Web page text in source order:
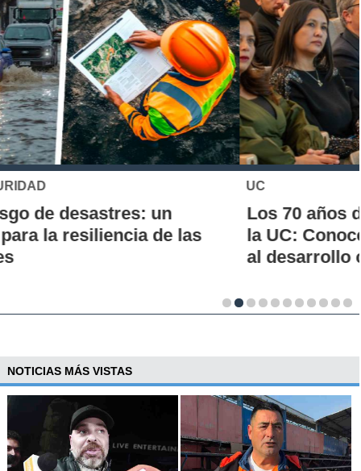
UC
Los 70 años de la Carrera de Química de
la UC: Conoce su historia, hitos y aporte
al desarrollo científico del país
NOTICIAS MÁS VISTAS